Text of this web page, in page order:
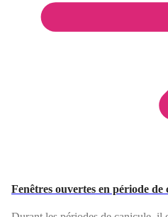
Fenêtres ouvertes en période